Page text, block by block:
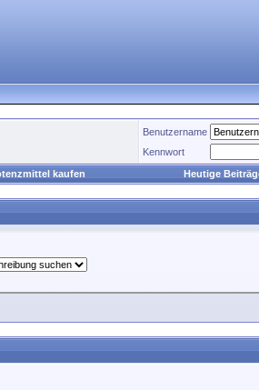
Benutzername
Kennwort
kaufen Heutige